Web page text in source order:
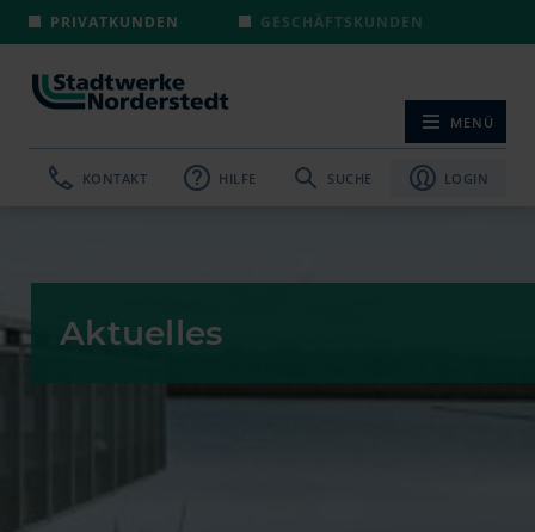
PRIVATKUNDEN GESCHÄFTSKUNDEN
NAVIGATION
MENÜ
KONTAKT HILFE SUCHE LOGIN
Aktuelles